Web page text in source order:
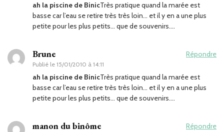
ah la piscine de BinicTrès pratique quand la marée est
basse car l’eau se retire très très loin… et il y en a une plus
petite pour les plus petits… que de souvenirs….
Brune
Publié le 15/01/2010 à 14:11
Répondre
ah la piscine de BinicTrès pratique quand la marée est
basse car l’eau se retire très très loin… et il y en a une plus
petite pour les plus petits… que de souvenirs….
manon du binôme Répondre